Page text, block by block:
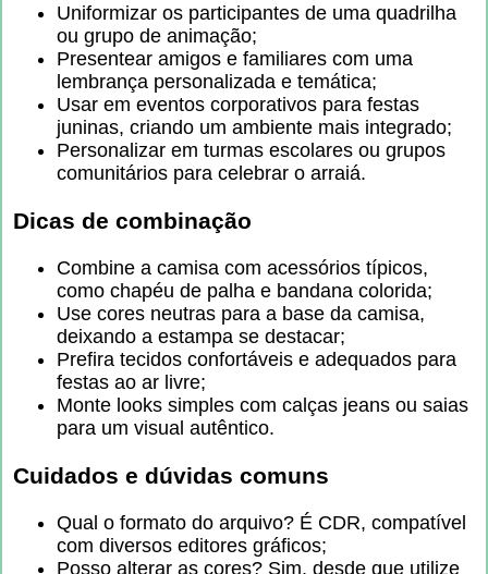
Uniformizar os participantes de uma quadrilha
ou grupo de animação;
Presentear amigos e familiares com uma
lembrança personalizada e temática;
Usar em eventos corporativos para festas
juninas, criando um ambiente mais integrado;
Personalizar em turmas escolares ou grupos
comunitários para celebrar o arraiá.
Dicas de combinação
Combine a camisa com acessórios típicos,
como chapéu de palha e bandana colorida;
Use cores neutras para a base da camisa,
deixando a estampa se destacar;
Prefira tecidos confortáveis e adequados para
festas ao ar livre;
Monte looks simples com calças jeans ou saias
para um visual autêntico.
Cuidados e dúvidas comuns
Qual o formato do arquivo? É CDR, compatível
com diversos editores gráficos;
Posso alterar as cores? Sim, desde que utilize